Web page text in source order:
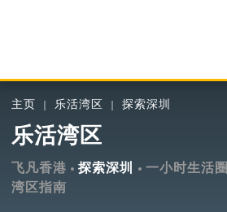
主页 乐活湾区 探索深圳
乐活湾区
飞凡香港 探索深圳 一小时生活圈
湾区指南